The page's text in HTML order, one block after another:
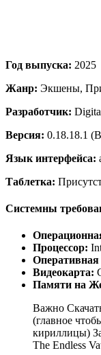
Год выпуска: 2025
Жанр: Экшены,
Разработчик:
Версия: 0.18.18.1
Язык интерфейса:
Таблетка:
Системны
Процессор:
Видеокарта:
Памяти на
Важно
(главное
кириллицы)
The Endless